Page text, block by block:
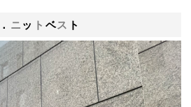
ニ ッ ト ベス ト